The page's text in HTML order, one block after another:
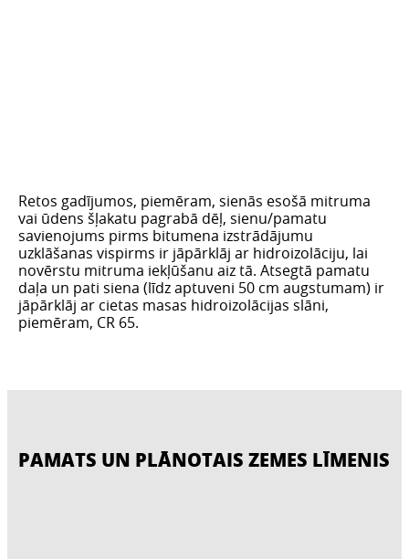
Retos gadījumos, piemēram, sienās esošā mitruma
vai ūdens šļakatu pagrabā dēļ, sienu/pamatu
savienojums pirms bitumena izstrādājumu
uzklāšanas vispirms ir jāpārklāj ar hidroizolāciju, lai
novērstu mitruma iekļūšanu aiz tā. Atsegtā pamatu
daļa un pati siena (līdz aptuveni 50 cm augstumam) ir
jāpārklāj ar cietas masas hidroizolācijas slāni,
piemēram, CR 65.
PAMATS UN PLĀNOTAIS ZEMES LĪMENIS